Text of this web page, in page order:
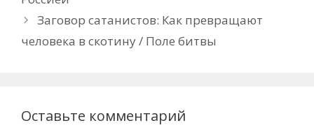
Заговор сатанистов: Как превращают
человека в скотину / Поле битвы
Оставьте комментарий